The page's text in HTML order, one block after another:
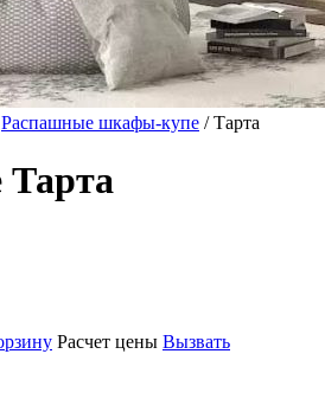
Распашные шкафы-купе / Тарта
Расчет цены Вызвать